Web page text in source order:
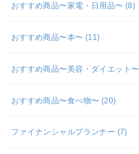
おすすめ商品〜家電・日用品〜 (8)
おすすめ商品〜本〜 (11)
おすすめ商品〜美容・ダイエット〜
おすすめ商品〜食べ物〜 (20)
ファイナンシャルプランナー (7)